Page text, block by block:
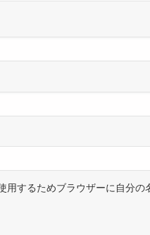
用するためブラウザーに自分の